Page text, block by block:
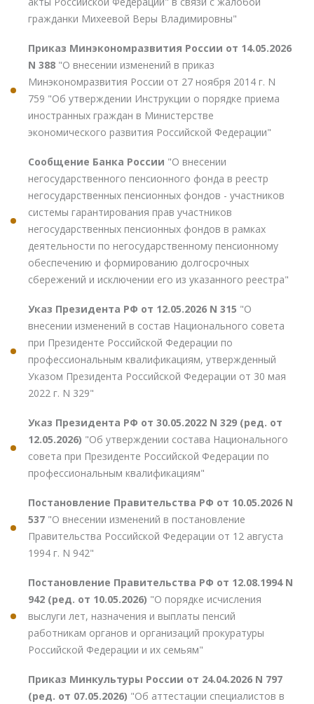
гражданки Михеевой Веры Владимировны"
Приказ Минэкономразвития России от 14.05.2026
N 388 "О внесении изменений в приказ
Минэкономразвития России от 27 ноября 2014 г. N
759 "Об утверждении Инструкции о порядке приема
иностранных граждан в Министерстве
экономического развития Российской Федерации"
Сообщение Банка России "О внесении
негосударственного пенсионного фонда в реестр
негосударственных пенсионных фондов - участников
системы гарантирования прав участников
негосударственных пенсионных фондов в рамках
деятельности по негосударственному пенсионному
обеспечению и формированию долгосрочных
сбережений и исключении его из указанного реестра"
Указ Президента РФ от 12.05.2026 N 315 "О
внесении изменений в состав Национального совета
при Президенте Российской Федерации по
профессиональным квалификациям, утвержденный
Указом Президента Российской Федерации от 30 мая
2022 г. N 329"
Указ Президента РФ от 30.05.2022 N 329 (ред. от
12.05.2026) "Об утверждении состава Национального
совета при Президенте Российской Федерации по
профессиональным квалификациям"
Постановление Правительства РФ от 10.05.2026 N
537 "О внесении изменений в постановление
Правительства Российской Федерации от 12 августа
1994 г. N 942"
Постановление Правительства РФ от 12.08.1994 N
942 (ред. от 10.05.2026) "О порядке исчисления
выслуги лет, назначения и выплаты пенсий
работникам органов и организаций прокуратуры
Российской Федерации и их семьям"
Приказ Минкультуры России от 24.04.2026 N 797
(ред. от 07.05.2026) "Об аттестации специалистов в